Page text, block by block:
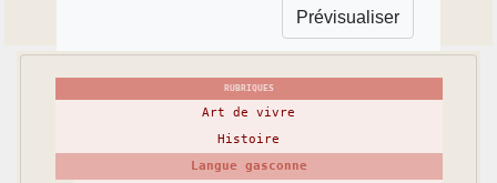
RUBRIQUES
Art de vivre
Histoire
Langue gasconne